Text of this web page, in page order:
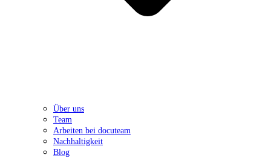
Über uns
Team
Arbeiten bei docuteam
Nachhaltigkeit
Blog